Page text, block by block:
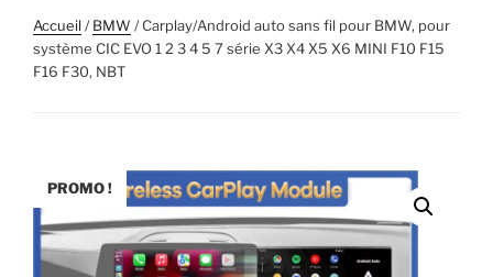
Accueil/BMW / Carplay/Android auto sans fil pour BMW, pour
système CIC EVO 1 2 3 4 5 7 série X3 X4 X5 X6 MINI F10 F15
F16 F30, NBT
PROMO !